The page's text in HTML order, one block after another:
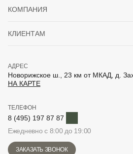
КОМПАНИЯ
КЛИЕНТАМ
АДРЕС
Новорижское ш., 23 км от МКАД, д.
НА КАРТЕ
ТЕЛЕФОН
8 (495) 197 87 87
Ежедневно с 8:00 до 19:00
ЗАКАЗАТЬ ЗВОНОК